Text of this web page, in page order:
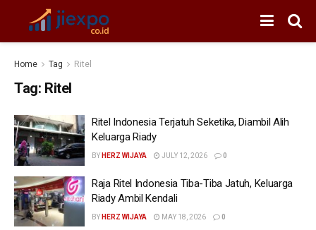
Home Tag Ritel
Tag: Ritel
Ritel Indonesia Terjatuh Seketika, Diambil Alih
Keluarga Riady
BY HERZ WIJAYA JULY 12, 2026 0
Raja Ritel Indonesia Tiba-Tiba Jatuh, Keluarga
Riady Ambil Kendali
BY HERZ WIJAYA MAY 18, 2026 0